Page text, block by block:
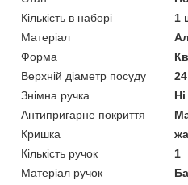
Кількість в наборі
1
Матеріал
Форма
Верхній діаметр посуду
Знімна ручка
Ні
Антипригарне покриття
Кришка
Кількість ручок
1
Матеріал ручок